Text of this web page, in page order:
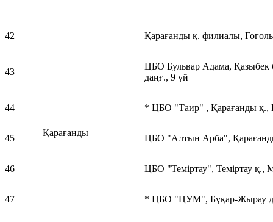
42
Қарағанды
Қарағанды қ. филиалы,
43
ЦБО Бульвар Адама, Қазыбек
даңғ., 9 үй
44 * ЦБО "Таир" , Қарағанды қ.,
45 ЦБО "Алтын Арба",
46 ЦБО "Теміртау", Теміртау қ.,
47 * ЦБО "ЦУМ", Бұқар-Жырау